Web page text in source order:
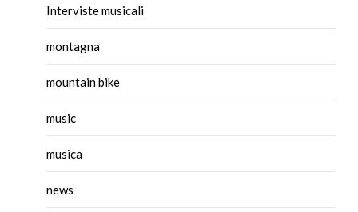
Interviste musicali
montagna
mountain bike
music
musica
news